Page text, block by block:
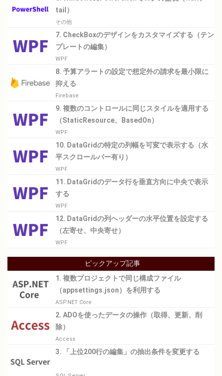
tail）
その他
7. CheckBoxのデザインをカスタマイズする（テン
プレートの編集）
WPF
8. 予算アラートの設定で想定外の請求を最小限に
抑える
Firebase
9. 複数のコントロールに同じスタイルを適用する
（StaticResource、BasedOn）
WPF
10. DataGridの特定の列幅を可変で表示する（水
平スクロールバー有り）
WPF
11. DataGridのデータ行を垂直方向に中央で表示
する
WPF
12. DataGridの列ヘッダーの水平位置を設定する
（左寄せ、中央寄せ）
WPF
ピックアップ記事
1. 複数プロジェクトで同じ構成ファイル
（appsettings.json）を利用する
ASP.NET Core
2. ADOを使ったデータの操作（取得、更新、削
除）
Access
3. 「上位200行の編集」の抽出条件を変更する